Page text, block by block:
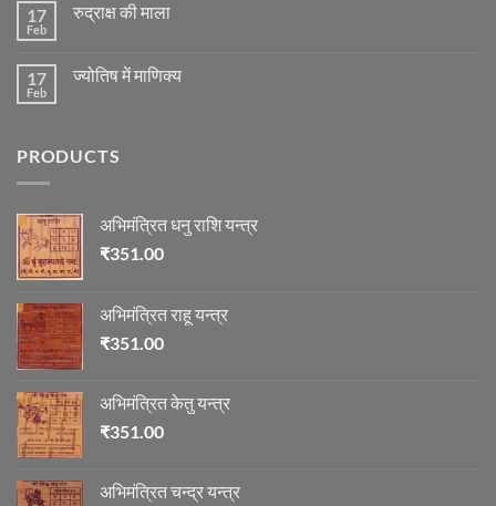
के
अनुसार
विचार
रोग
ज्योतिष
17
Feb
रुद्राक्ष की माला
रुद्राक्ष
17
Feb
ज्योतिष में माणिक्य
में
PRODUCTS
अभिमंत्रित धनु राशि यन्त्र
₹351.00
अभिमंत्रित राहू यन्त्र
₹351.00
अभिमंत्रित केतु यन्त्र
₹351.00
अभिमंत्रित चन्द्र यन्त्र